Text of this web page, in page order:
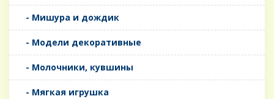
- Мишура и дождик
- Модели декоративные
- Молочники, кувшины
- Мягкая игрушка